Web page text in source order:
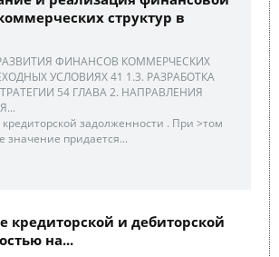
структур в
ФИНАНСОВ КОММЕРЧЕСКИХ
УСЛОВИЯХ 41 1.3. РАЗРАБОТКА
54 ГЛАВА 2. НАПРАВЛЕНИЯ
кредиторской задолженности . При >том
значение придается...
кредиторской и дебиторской
на...